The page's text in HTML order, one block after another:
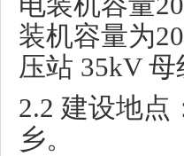
装机容量为
压站 35kV 母
2.2 建设地点
乡。